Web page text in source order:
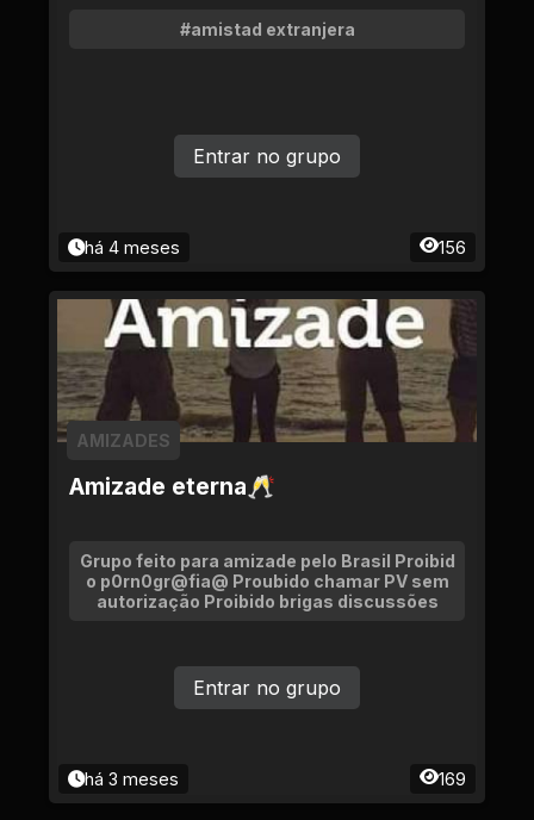
#amistad extranjera
há 4 meses 156
Entrar no grupo
Amizade eterna🥂
AMIZADES
Grupo feito para amizade pelo Brasil Proibid
o p0rn0gr@fia@ Proubido chamar PV sem
autorização Proibido brigas discussões
há 3 meses 169
Entrar no grupo